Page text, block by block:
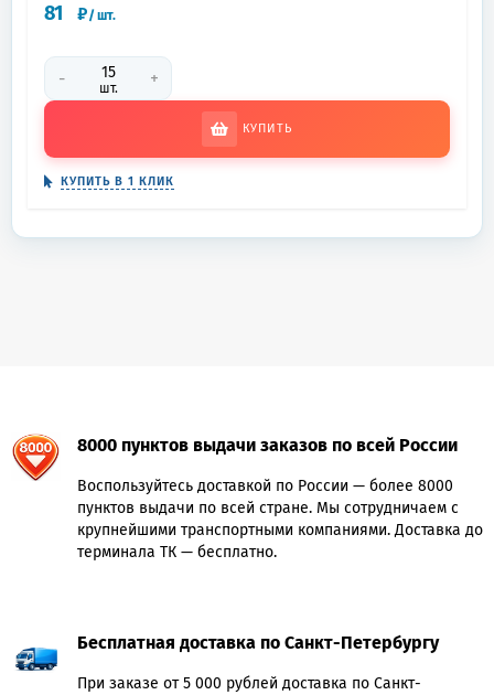
81 ₽/шт.
- шт. +
КУПИТЬ
КУПИТЬ В 1 КЛИК
8000 пунктов выдачи заказов по всей России
Воспользуйтесь доставкой по России — более 8000
пунктов выдачи по всей стране. Мы сотрудничаем с
крупнейшими транспортными компаниями. Доставка до
терминала ТК — бесплатно.
Бесплатная доставка по Санкт-Петербургу
При заказе от 5 000 рублей доставка по Санкт-